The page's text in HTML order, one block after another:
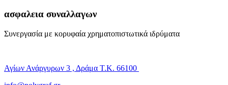
ασφαλεια συναλλαγων
Συνεργασία με κορυφαία χρηματοπιστωτικά ιδρύματα
Αγίων Ανάργυρων 3 , Δράμα Τ.Κ. 66100